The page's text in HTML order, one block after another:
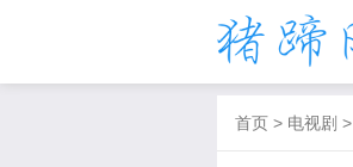
首页 > 电视剧 >